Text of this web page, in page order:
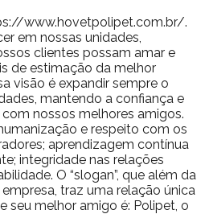
www.hovetpolipet.com.br/.
em nossas unidades,
clientes possam amar e
de estimação da melhor
visão é expandir sempre o
mantendo a confiança e
nossos melhores amigos.
e respeito com os
aprendizagem contínua
integridade nas relações
O “slogan”, que além da
traz uma relação única
seu melhor amigo é: Polipet, o